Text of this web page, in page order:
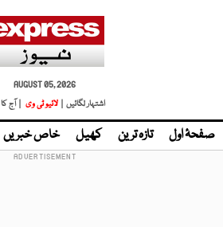
AUGUST 05, 2026
اشتہار لگائیں |
لائیو ٹی وی | آج
صفحۂ اول تازہ ترین کھیل خاص خبریں